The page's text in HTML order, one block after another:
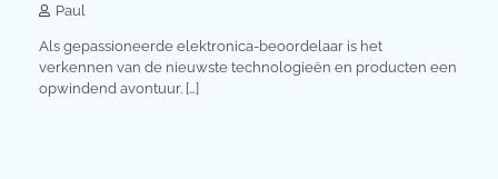
Paul
Als gepassioneerde elektronica-beoordelaar is het
verkennen van de nieuwste technologieën en producten een
opwindend avontuur. […]